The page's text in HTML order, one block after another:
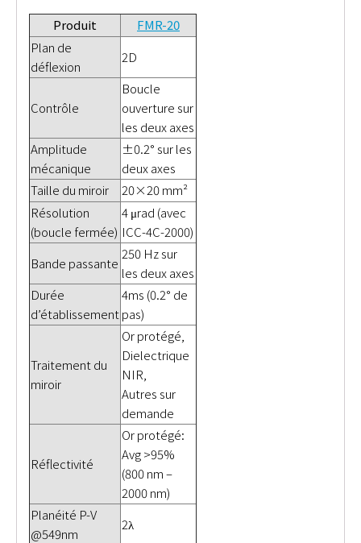
Produit
FMR-20
Plan de
déflexion
2D
Contrôle
Boucle
ouverture sur
les deux axes
Amplitude
mécanique
±0.2° sur les
deux axes
Taille du miroir
20×20 mm²
Résolution
(boucle fermée)
4 μrad (avec
ICC-4C-2000)
Bande passante
250 Hz sur
les deux axes
Durée
d’établissement
4ms (0.2° de
pas)
Traitement du
miroir
Or protégé,
Dielectrique
NIR,
Autres sur
demande
Réflectivité
Or protégé:
Avg >95%
(800 nm –
2000 nm)
Planéité P-V
@549nm
2λ